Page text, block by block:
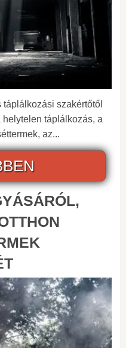
szakértőtől
táplálkozás, a
az...